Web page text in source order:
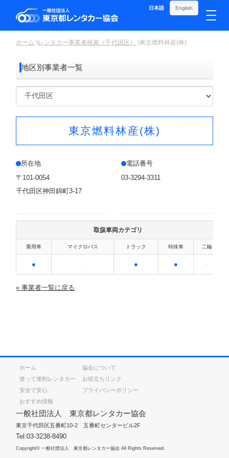
日本語 English
ホーム レンタカー事業者検索（千代田区） 東京燃料林産(株)
地区別事業者一覧
東京燃料林産(株)
所在地
〒101-0054
千代田区神田錦町3-17
電話番号
03-3294-3311
取扱車両カテゴリ
乗用車 マイクロバス トラック 特殊車 二輪
● - ● ● -
« 事業者一覧に戻る
一般社団法人 東京都レンタカー協会
東京千代田区五番町10-2 五番町センタービル2F
Tel:03-3238-8490
ホーム
使って便利レンタカー
安全で安心
おすすめ情報
協会について
お役立ちリンク
プライバシーポリシー
Copyright© 一般社団法人 東京都レンタカー協会 All Rights Reserved.